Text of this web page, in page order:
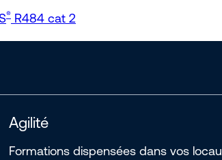
® R484 cat 2
Agilité
Formations dispensées dans vos